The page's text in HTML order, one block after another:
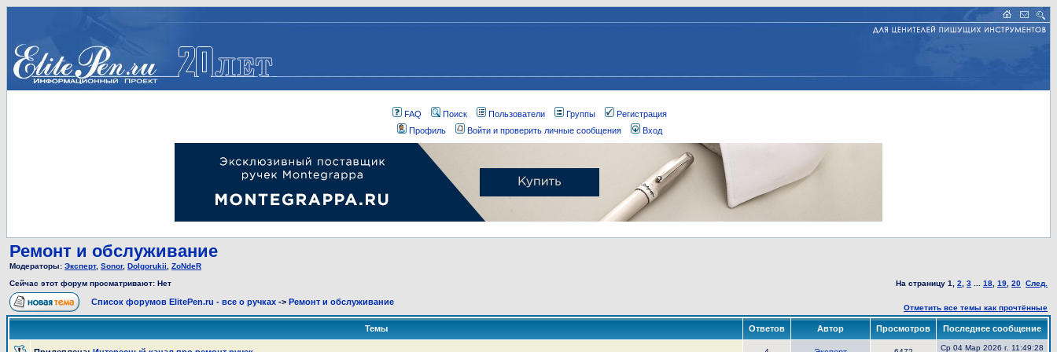
FAQ Поиск Пользователи Группы
Регистрация
Профиль
Войти и проверить личные сообщения Вход
Ремонт и обслуживание
Модераторы: Эксперт, Sonor, Dolgorukii
ZoNdeR
Сейчас этот форум просматривают: Нет
На страницу 1 2 3 18 19 20 След.
Список форумов ElitePen.ru - все о ручках -> Ремонт и обслуживание
Отметить все темы как прочтённые
Темы Ответов Автор Просмотров Последнее сообщение
Ср 04 Мар 2026 г. 11:49:28